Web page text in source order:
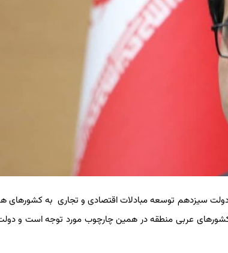
در دولت سیزدهم توسعه مبادلات اقتصادی و تجاری به کشورهای
کشورهای عربی منطقه در همین چارچوب مورد توجه است و